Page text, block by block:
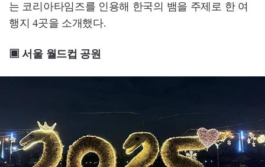
는 코리아타임즈를 인용해 한국의 뱀을 주제로 한 여
행지 4곳을 소개했다.
▣ 서울 월드컵 공원